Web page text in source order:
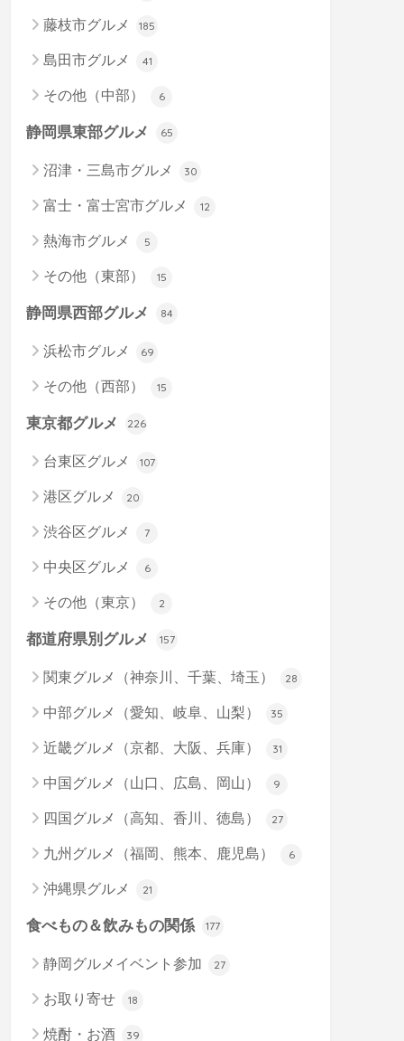
藤枝市グルメ 185
島田市グルメ 41
その他（中部） 6
静岡県東部グルメ 65
沼津・三島市グルメ 30
富士・富士宮市グルメ 12
熱海市グルメ 5
その他（東部） 15
静岡県西部グルメ 84
浜松市グルメ 69
その他（西部） 15
東京都グルメ 226
台東区グルメ 107
港区グルメ 20
渋谷区グルメ 7
中央区グルメ 6
その他（東京） 2
都道府県別グルメ 157
関東グルメ（神奈川、千葉、埼玉） 28
中部グルメ（愛知、岐阜、山梨） 35
近畿グルメ（京都、大阪、兵庫） 31
中国グルメ（山口、広島、岡山） 9
四国グルメ（高知、香川、徳島） 27
九州グルメ（福岡、熊本、鹿児島） 6
沖縄県グルメ 21
食べもの＆飲みもの関係 177
静岡グルメイベント参加 27
お取り寄せ 18
焼酎・お酒 39